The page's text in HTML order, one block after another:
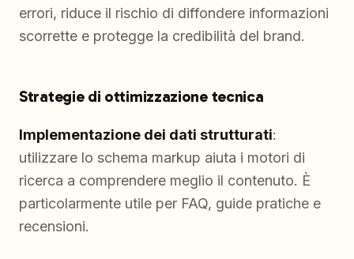
errori, riduce il rischio di diffondere informazioni
scorrette e protegge la credibilità del brand.
Strategie di ottimizzazione tecnica
Implementazione dei dati strutturati:
utilizzare lo schema markup aiuta i motori di
ricerca a comprendere meglio il contenuto. È
particolarmente utile per FAQ, guide pratiche e
recensioni.